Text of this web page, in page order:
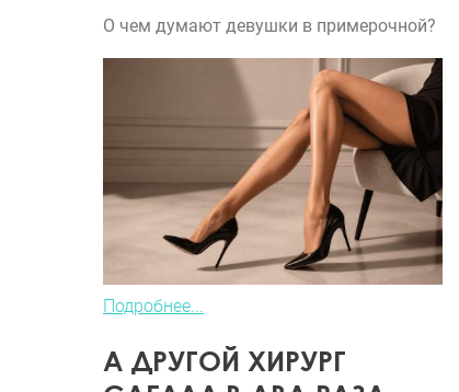
О чем думают девушки в примерочной?
Подробнее...
А ДРУГОЙ ХИРУРГ